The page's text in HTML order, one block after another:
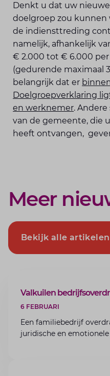
Denkt u dat uw
doelgroep zou kunnen
de indiensttreding
namelijk, afhankelijk
€ 2.000 tot € 6.000
(gedurende maximaal
belangrijk dat er
Doelgroepverklaring
en werknemer.
van de gemeente, die
heeft ontvangen,
Meer
Bekijk alle artikelen
ARTIKEL
Valkuilen
6 FEBRUARI
Een familiebedrijf
juridische en